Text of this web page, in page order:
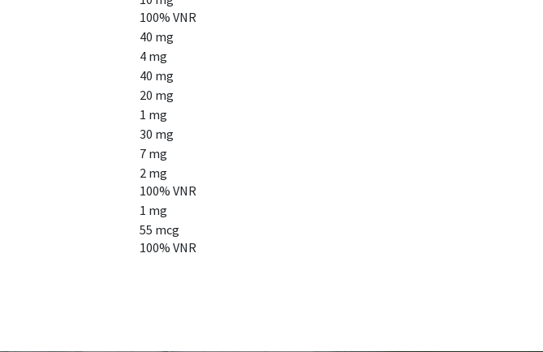
100% VNR
40 mg
4 mg
40 mg
20 mg
1 mg
30 mg
7 mg
2 mg
100% VNR
1 mg
55 mcg
100% VNR